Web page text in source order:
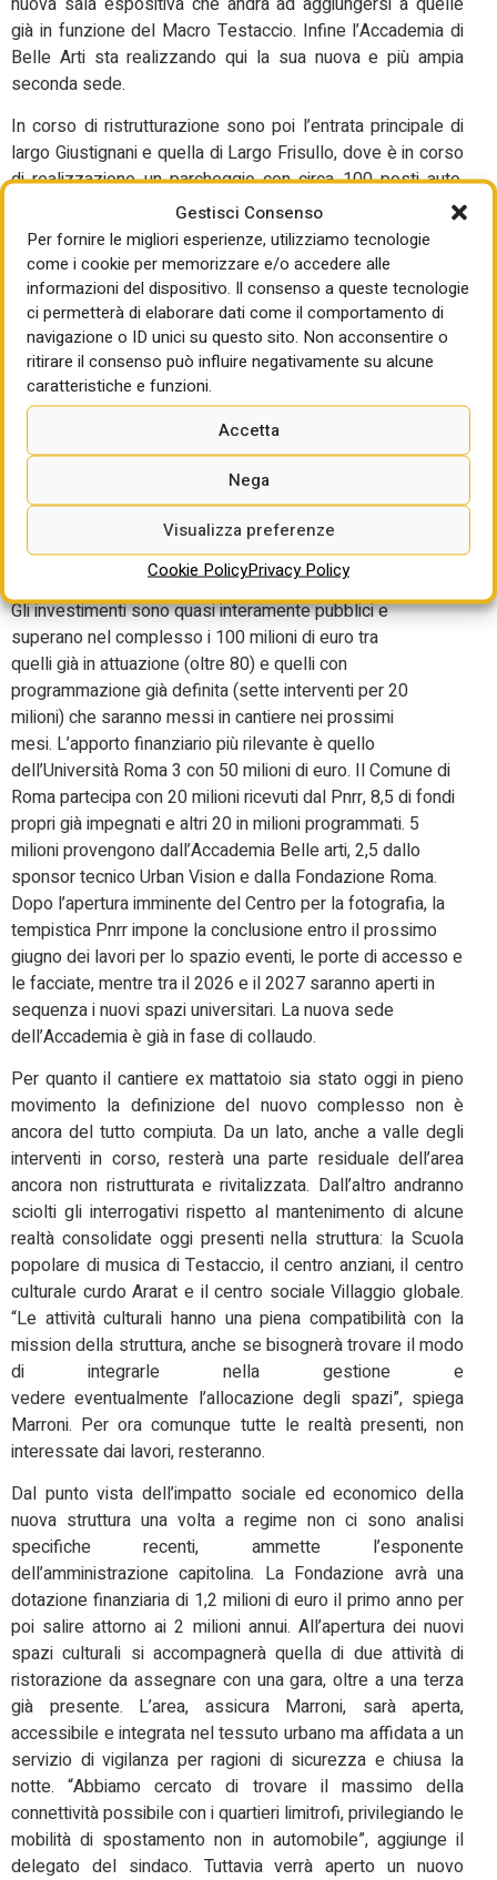
Gestisci Consenso
Per fornire le migliori esperienze, utilizziamo tecnologie
come i cookie per memorizzare e/o accedere alle
informazioni del dispositivo. Il consenso a queste tecnologie
ci permetterà di elaborare dati come il comportamento di
navigazione o ID unici su questo sito. Non acconsentire o
ritirare il consenso può influire negativamente su alcune
caratteristiche e funzioni.
Accetta
Nega
Visualizza preferenze
Cookie PolicyPrivacy Policy
già in funzione del Macro Testaccio. Infine l’Accademia di
Belle Arti sta realizzando qui la sua nuova e più ampia
seconda sede.
In corso di ristrutturazione sono poi l’entrata principale di
largo Giustignani e quella di Largo Frisullo, dove è in corso
di realizzazione un parcheggio con circa 100 posti auto.
Mentre con un finanziamento della Fondazione per Roma
si attende a breve l’inizio dei lavori per una nuova ciclabile
di collegamento, attraverso Ponte Testaccio, con la pista
ciclopedonale sul Tevere. Tra le imprese coinvolte
figurano SAC, ICI, Italiana Costruzioni, IAB e SARFO.
Il nuovo mattatoio avrà una nuova governance unitaria. Il 17
luglio scorso il Consiglio comunale ha dato il via
libera appunto all’istituzione della Fondazione Mattatoio,
che sarà nominata a breve (avrà 5 membri con il presidente
indicato dal sindaco di Roma e il
vicepresidente dall’università Roma 3) e alla quale è
demandato il compito di gestire l’intera area, che oggi
invece, ha fatto notare Marroni, si presenta invece “come
uno spezzatino”. i.
Gli investimenti sono quasi interamente pubblici e
superano nel complesso i 100 milioni di euro tra
quelli già in attuazione (oltre 80) e quelli con
programmazione già definita (sette interventi per 20
milioni) che saranno messi in cantiere nei prossimi
mesi. L’apporto finanziario più rilevante è quello
dell’Università Roma 3 con 50 milioni di euro. Il Comune di
Roma partecipa con 20 milioni ricevuti dal Pnrr, 8,5 di fondi
propri già impegnati e altri 20 in milioni programmati. 5
milioni provengono dall’Accademia Belle arti, 2,5 dallo
sponsor tecnico Urban Vision e dalla Fondazione Roma.
Dopo l’apertura imminente del Centro per la fotografia, la
tempistica Pnrr impone la conclusione entro il prossimo
giugno dei lavori per lo spazio eventi, le porte di accesso e
le facciate, mentre tra il 2026 e il 2027 saranno aperti in
sequenza i nuovi spazi universitari. La nuova sede
dell’Accademia è già in fase di collaudo.
Per quanto il cantiere ex mattatoio sia stato oggi in pieno
movimento la definizione del nuovo complesso non è
ancora del tutto compiuta. Da un lato, anche a valle degli
interventi in corso, resterà una parte residuale dell’area
ancora non ristrutturata e rivitalizzata. Dall’altro andranno
sciolti gli interrogativi rispetto al mantenimento di alcune
realtà consolidate oggi presenti nella struttura: la Scuola
popolare di musica di Testaccio, il centro anziani, il centro
culturale curdo Ararat e il centro sociale Villaggio globale.
“Le attività culturali hanno una piena compatibilità con la
mission della struttura, anche se bisognerà trovare il modo
di integrarle nella gestione e
vedere eventualmente l’allocazione degli spazi”, spiega
Marroni. Per ora comunque tutte le realtà presenti, non
interessate dai lavori, resteranno.
Dal punto vista dell’impatto sociale ed economico della
nuova struttura una volta a regime non ci sono analisi
specifiche recenti, ammette l’esponente
dell’amministrazione capitolina. La Fondazione avrà una
dotazione finanziaria di 1,2 milioni di euro il primo anno per
poi salire attorno ai 2 milioni annui. All’apertura dei nuovi
spazi culturali si accompagnerà quella di due attività di
ristorazione da assegnare con una gara, oltre a una terza
già presente. L’area, assicura Marroni, sarà aperta,
accessibile e integrata nel tessuto urbano ma affidata a un
servizio di vigilanza per ragioni di sicurezza e chiusa la
notte. “Abbiamo cercato di trovare il massimo della
connettività possibile con i quartieri limitrofi, privilegiando le
mobilità di spostamento non in automobile”, aggiunge il
delegato del sindaco. Tuttavia verrà aperto un nuovo